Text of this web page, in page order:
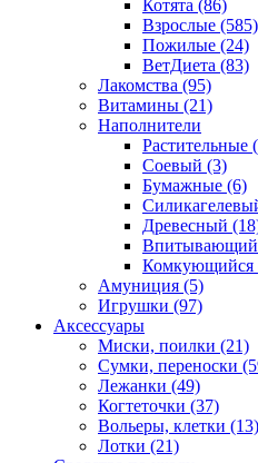
Котята (86)
Взрослые (585)
Пожилые (24)
ВетДиета (83)
Лакомства (95)
Витамины (21)
Наполнители
Растительные
Соевый (3)
Бумажные (6)
Древесный
Впитывающий
Комкующийся
Амуниция (5)
Игрушки (97)
Аксессуары
Миски, поилки (21)
Сумки, переноски
Лежанки (49)
Когтеточки (37)
Вольеры, клетки (13)
Лотки (21)